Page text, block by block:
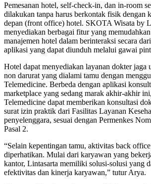
Pemesanan hotel, self-check-in, dan in-room
dilakukan tanpa harus berkontak fisik dengan
depan (front office) hotel. SKOTA Wisata by
menyediakan berbagai fitur yang
manajemen hotel dalam berinteraksi secara
aplikasi yang dapat diunduh melalui gawai
Hotel dapat menyediakan layanan dokter jaga
non darurat yang dialami tamu dengan
Telemedicine. Berbeda dengan aplikasi
marketplace yang sedang marak akhir-akhir
Telemedicine dapat memberikan konsultasi
surat izin praktik dari Fasilitas Layanan
penyelenggara, sesuai dengan Permenkes
Pasal 2.
“Selain kepentingan tamu, aktivitas back
diperhatikan. Mulai dari karyawan yang
kantor, Lintasarta memiliki solusi-solusi yang
efektivitas dan kinerja karyawan,” tutur Arya.